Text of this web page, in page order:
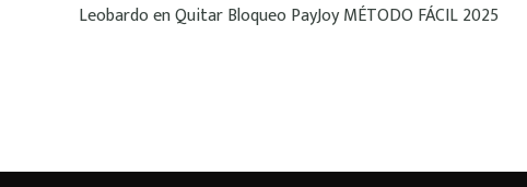
LeobardoenQuitar Bloqueo PayJoy MÉTODO FÁCIL 2025